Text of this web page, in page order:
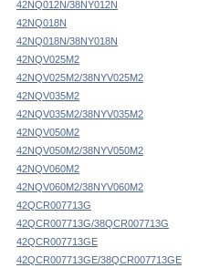
42NQ012N/38NY012N
42NQ018N
42NQ018N/38NY018N
42NQV025M2
42NQV025M2/38NYV025M2
42NQV035M2
42NQV035M2/38NYV035M2
42NQV050M2
42NQV050M2/38NYV050M2
42NQV060M2
42NQV060M2/38NYV060M2
42QCR007713G
42QCR007713G/38QCR007713G
42QCR007713GE
42QCR007713GE/38QCR007713GE